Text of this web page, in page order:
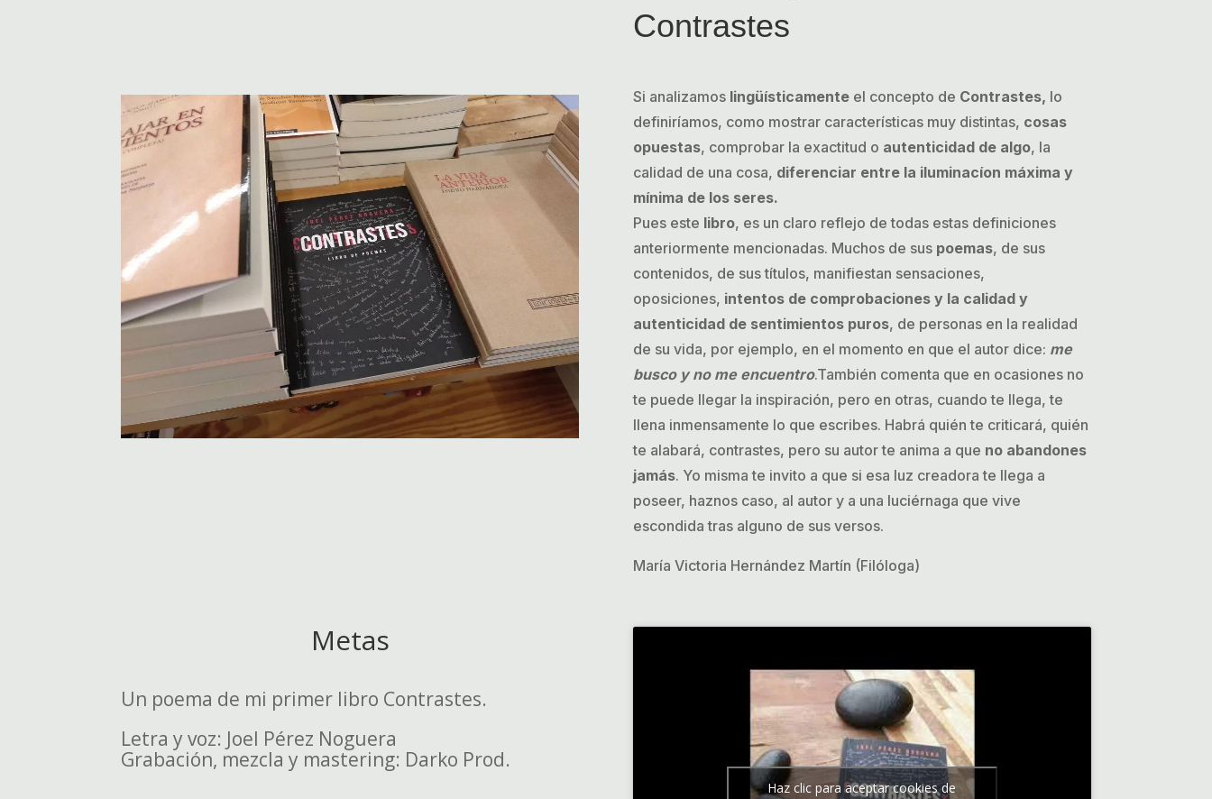
Contrastes
Si analizamos lingüísticamenteel concepto de Contrastes, lo
definiríamos, como mostrar características muy distintas, cosas
opuestas, comprobar la exactitud o autenticidad de algo, la
calidad de una cosa, diferenciar entre la iluminacíon máxima y
mínima de los seres.
Pues este libro, es un claro reflejo de todas estas definiciones
anteriormente mencionadas. Muchos de sus poemas, de sus
contenidos, de sus títulos, manifiestan sensaciones,
oposiciones, intentos de comprobaciones y la calidad y
autenticidad de sentimientos puros, de personas en la realidad
de su vida, por ejemplo, en el momento en que el autor dice: me
busco y no me encuentro.También comenta que en ocasiones no
te puede llegar la inspiración, pero en otras, cuando te llega, te
llena inmensamente lo que escribes. Habrá quién te criticará, quién
te alabará, contrastes, pero su autor te anima a que no abandones
jamás. Yo misma te invito a que si esa luz creadora te llega a
poseer, haznos caso, al autor y a una luciérnaga que vive
escondida tras alguno de sus versos.
María Victoria Hernández Martín (Filóloga)
Metas
Un poema de mi primer libro Contrastes.
Letra y voz: Joel Pérez Noguera
Grabación, mezcla y mastering: Darko Prod.
Haz clic para aceptar cookies de